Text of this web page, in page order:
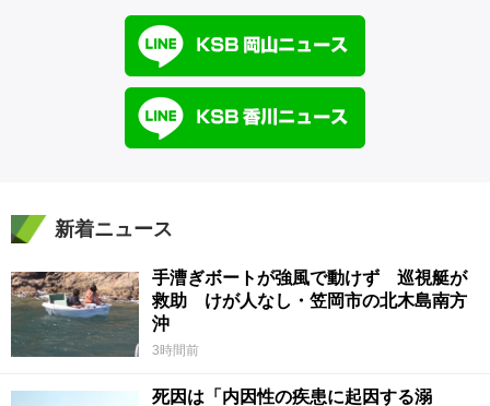
新着ニュース
手漕ぎボートが強風で動けず 巡視艇が
救助 けが人なし・笠岡市の北木島南方
沖
3時間前
死因は「内因性の疾患に起因する溺